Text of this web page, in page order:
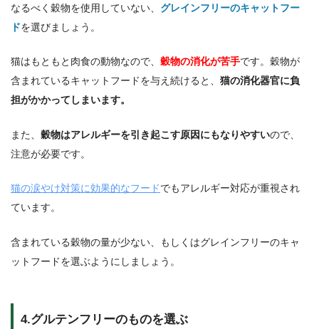
なるべく穀物を使用していない、 グレインフリーのキャットフー
ドを選びましょう。
猫はもともと肉食の動物なので、 穀物の消化が苦手です。穀物が
含まれているキャットフードを与え続けると、 猫の消化器官に負
担がかかってしまいます。
また、 穀物はアレルギーを引き起こす原因にもなりやすいので、
注意が必要です。
猫の涙やけ対策に効果的なフードでもアレルギー対応が重視され
ています。
含まれている穀物の量が少ない、もしくはグレインフリーのキャ
ットフードを選ぶようにしましょう。
4.グルテンフリーのものを選ぶ